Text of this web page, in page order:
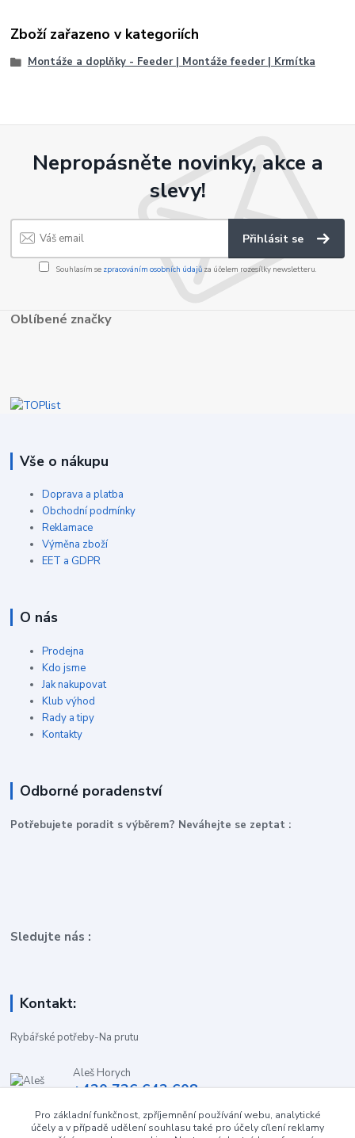
Zboží zařazeno v kategoriích
Montáže a doplňky - Feeder | Montáže feeder | Krmítka
Nepropásněte novinky, akce a
slevy!
Přihlásit se
Souhlasím se zpracováním osobních údajůza účelem rozesílky newsletteru.
Oblíbené značky
Vše o nákupu
Doprava a platba
Obchodní podmínky
Reklamace
Výměna zboží
EET a GDPR
O nás
Prodejna
Kdo jsme
Jak nakupovat
Klub výhod
Rady a tipy
Kontakty
Odborné poradenství
Potřebujete poradit s výběrem? Neváhejte se zeptat :
Sledujte nás :
Kontakt:
Rybářské potřeby-Na prutu
Aleš Horych
+420 736 642 608
Pro základní funkčnost, zpříjemnění používání webu, analytické
účely a v případě udělení souhlasu také pro účely cílení reklamy